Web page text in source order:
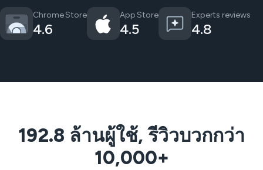
Chrome Store
4.6
App Store
4.5
Experts reviews
4.8
192.8 ล้านผู้ใช้, รีวิวบวกกว่า
10,000+